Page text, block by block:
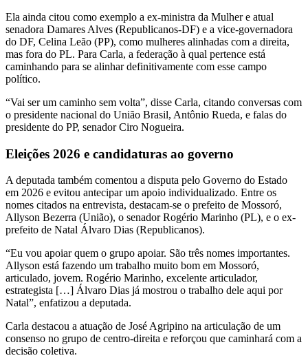
Ela ainda citou como exemplo a ex-ministra da Mulher e atual
senadora Damares Alves (Republicanos-DF) e a vice-governadora
do DF, Celina Leão (PP), como mulheres alinhadas com a direita,
mas fora do PL. Para Carla, a federação à qual pertence está
caminhando para se alinhar definitivamente com esse campo
político.
“Vai ser um caminho sem volta”, disse Carla, citando conversas com
o presidente nacional do União Brasil, Antônio Rueda, e falas do
presidente do PP, senador Ciro Nogueira.
Eleições 2026 e candidaturas ao governo
A deputada também comentou a disputa pelo Governo do Estado
em 2026 e evitou antecipar um apoio individualizado. Entre os
nomes citados na entrevista, destacam-se o prefeito de Mossoró,
Allyson Bezerra (União), o senador Rogério Marinho (PL), e o ex-
prefeito de Natal Álvaro Dias (Republicanos).
“Eu vou apoiar quem o grupo apoiar. São três nomes importantes.
Allyson está fazendo um trabalho muito bom em Mossoró,
articulado, jovem. Rogério Marinho, excelente articulador,
estrategista […] Álvaro Dias já mostrou o trabalho dele aqui por
Natal”, enfatizou a deputada.
Carla destacou a atuação de José Agripino na articulação de um
consenso no grupo de centro-direita e reforçou que caminhará com a
decisão coletiva.